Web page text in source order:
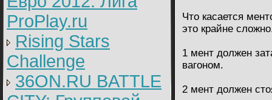
ProPlay.ru
Rising Stars
Challenge
36ON.RU BATTLE
Что касается
это крайне
1 мент должен
вагоном.
2 мент должен